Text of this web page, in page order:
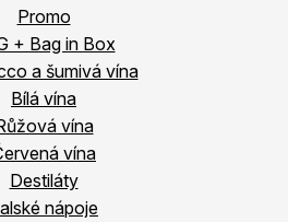
Promo
+ Bag in Box
a šumivá vína
Bílá vína
vína
vína
Destiláty
nápoje